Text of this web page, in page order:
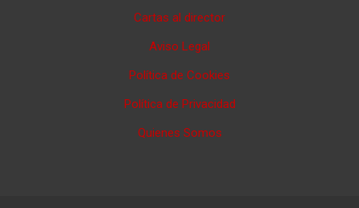
Cartas al director
Aviso Legal
Política de Cookies
Política de Privacidad
Quienes Somos